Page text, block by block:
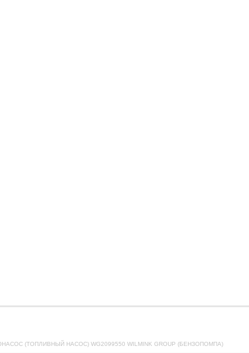
(ТОПЛИВНЫЙ НАСОС) WG2099550 WILMINK GROUP (БЕНЗОПОМПА)